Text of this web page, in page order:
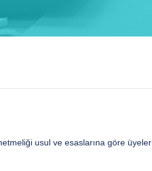
usul ve esaslarına göre